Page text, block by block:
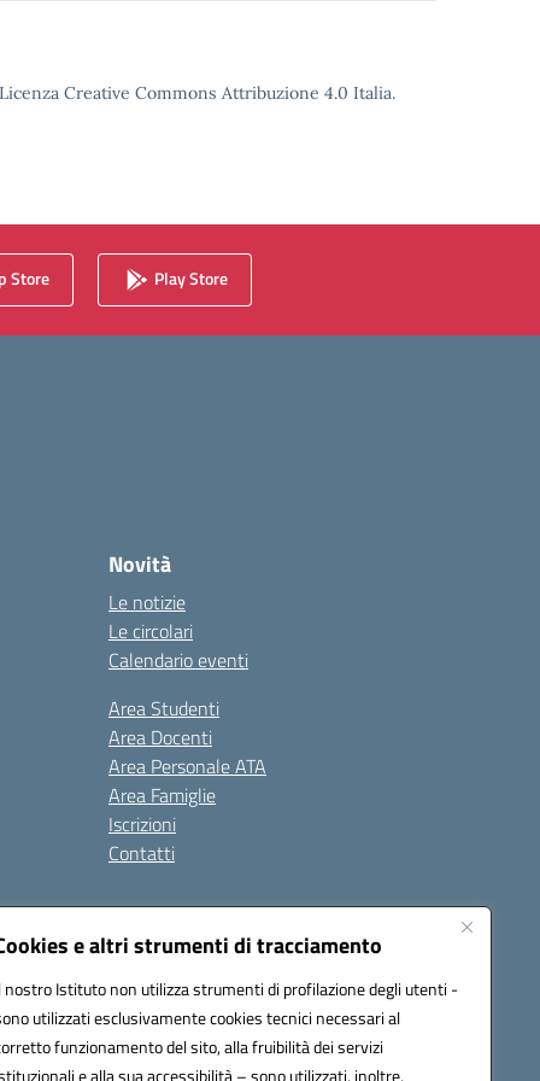
e altri strumenti di tracciamento
nostro Istituto non utilizza strumenti di profilazione degli utenti -
utilizzati esclusivamente cookies tecnici necessari al
funzionamento del sito, alla fruibilità dei servizi
e alla sua accessibilità – sono utilizzati, inoltre,
Creative Commons Attribuzione 4.0 Italia.
Store Play Store
Novità
Le notizie
Le circolari
Calendario eventi
Area Studenti
Area Docenti
Area Personale ATA
Area Famiglie
Iscrizioni
Contatti